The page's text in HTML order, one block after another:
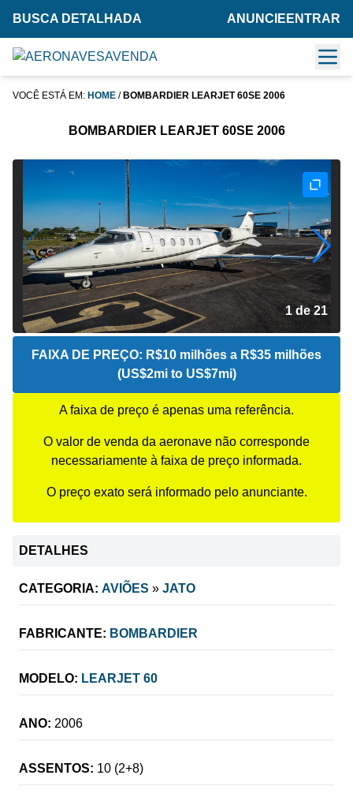
BUSCA DETALHADA ANUNCIE ENTRAR
VOCÊ ESTÁ EM: HOME / BOMBARDIER LEARJET 60SE 2006
BOMBARDIER LEARJET 60SE 2006
2 de 21
FAIXA DE PREÇO: R$10 milhões a R$35 milhões
(US$2mi to US$7mi)
A faixa de preço é apenas uma referência.
O valor de venda da aeronave não corresponde
necessariamente à faixa de preço informada.
O preço exato será informado pelo anunciante.
DETALHES
CATEGORIA: AVIÕES » JATO
FABRICANTE: BOMBARDIER
MODELO: LEARJET 60
ANO: 2006
ASSENTOS: 10 (2+8)